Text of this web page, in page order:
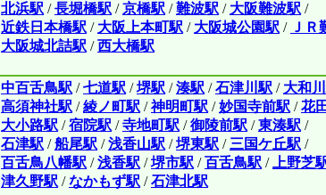
北浜駅 /長堀橋駅 /京橋駅 /難波駅 / 大阪難波駅 /
近鉄日本橋駅 / 大阪上本町駅 / 大阪城公園駅 / ＪＲ
大阪城北詰駅 /西大橋駅
中百舌鳥駅 /七道駅 /堺駅 /湊駅 /石津川駅 / 大和
高須神社駅 /綾ノ町駅 /神明町駅 /妙国寺前駅 /花
大小路駅 /宿院駅 /寺地町駅 /御陵前駅 /東湊駅 /
石津駅 /船尾駅 /浅香山駅 /堺東駅 / 三国ケ丘駅 /
百舌鳥八幡駅 /浅香駅 /堺市駅 /百舌鳥駅 / 上野芝
津久野駅 /なかもず駅 /石津北駅